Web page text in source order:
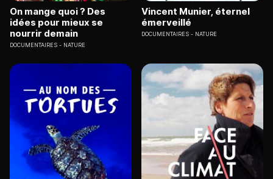
On mange quoi ? Des
idées pour mieux se
nourrir demain
DOCUMENTAIRES NATURE
Vincent Munier, éternel
émerveillé
DOCUMENTAIRES NATURE